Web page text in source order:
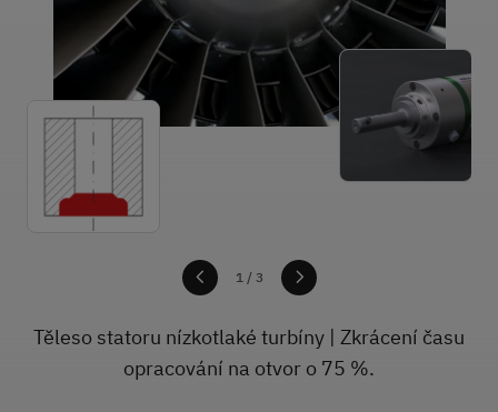
1/ 3
Těleso statoru nízkotlaké turbíny | Zkrácení času
opracování na otvor o 75 %.
1
1